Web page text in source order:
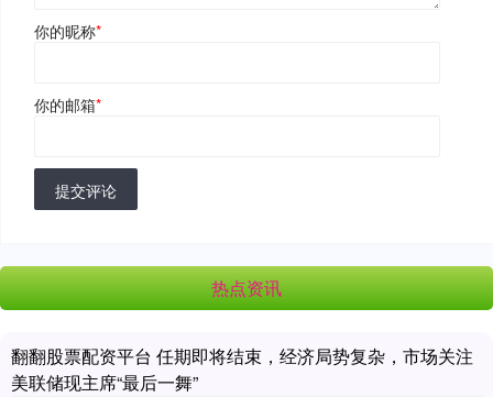
你的昵称*
你的邮箱*
提交评论
热点资讯
翻翻股票配资平台 任期即将结束，经济局势复杂，市场关注
美联储现主席“最后一舞”